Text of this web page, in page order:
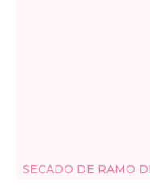
SECADO DE RAMO